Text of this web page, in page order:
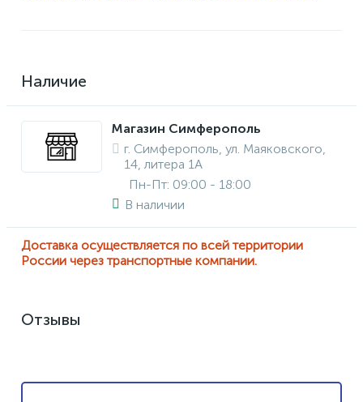
Наличие
Магазин Симферополь
г. Симферополь, ул. Маяковского,
14, литера 1А
Пн-Пт: 09:00 - 18:00
В наличии
Доставка осуществляется по всей территории
России через транспортные компании.
Отзывы